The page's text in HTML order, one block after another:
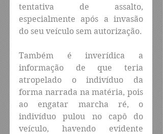
tentativa de assalto,
especialmente após a invasão
do seu veículo sem autorização.
Também é inverídica a
informação de que teria
atropelado o indivíduo da
forma narrada na matéria, pois
ao engatar marcha ré, o
indivíduo pulou no capô do
veículo, havendo evidente